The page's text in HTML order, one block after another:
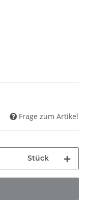
Frage zum Artikel
Stück